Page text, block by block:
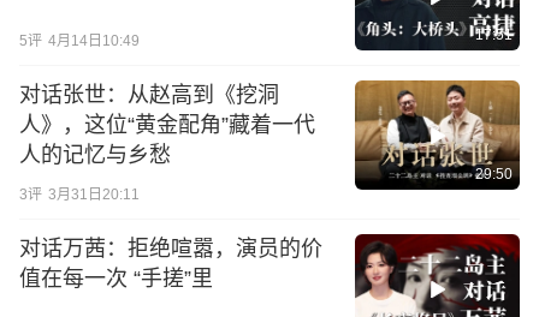
5评 4月14日10:49 17:51
对话张世：从赵高到《挖洞
人》，这位“黄金配角”藏着一代
人的记忆与乡愁
3评 3月31日20:11
29:50
对话万茜：拒绝喧嚣，演员的价
值在每一次 “手搓”里